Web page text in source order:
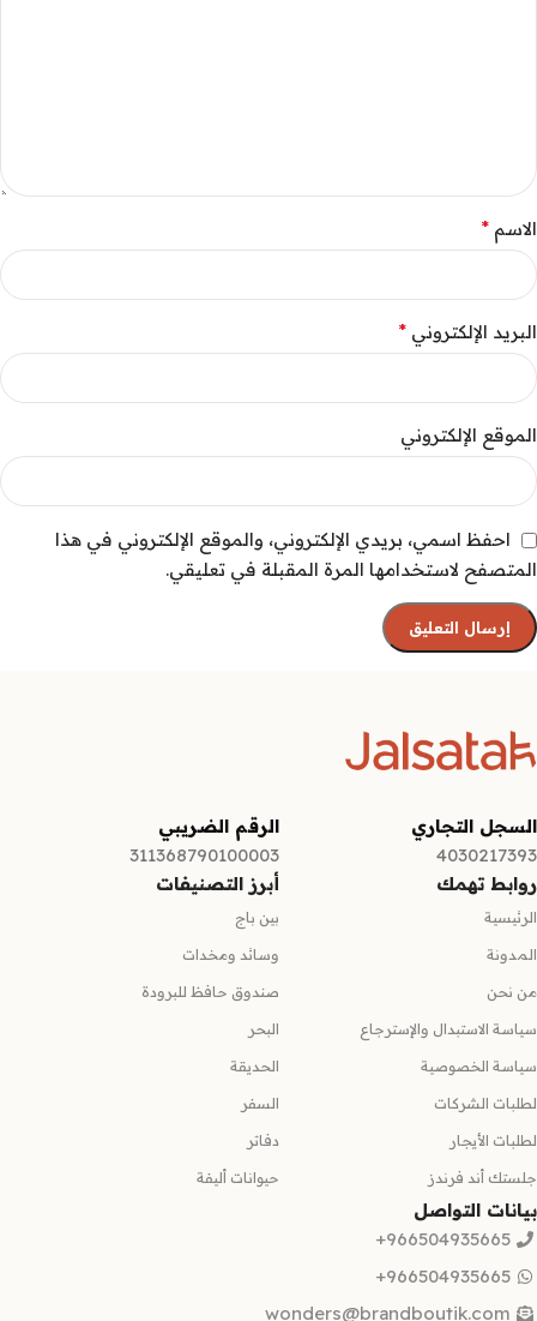
الاسم *
البريد الإلكتروني *
الموقع الإلكتروني
احفظ اسمي، بريدي الإلكتروني، والموقع الإلكتروني في هذا
المتصفح لاستخدامها المرة المقبلة في تعليقي.
السجل التجاري
4030217393
الرقم الضريبي
311368790100003
روابط تهمك
الرئيسية
المدونة
من نحن
سياسة الاستبدال والإسترجاع
سياسة الخصوصية
لطلبات الشركات
لطلبات الأيجار
جلستك أند فرندز
أبرز التصنيفات
بين باج
وسائد ومخدات
صندوق حافظ للبرودة
البحر
الحديقة
السفر
دفاتر
حيوانات أليفة
بيانات التواصل
966504935665+
966504935665+
wonders@brandboutik.com